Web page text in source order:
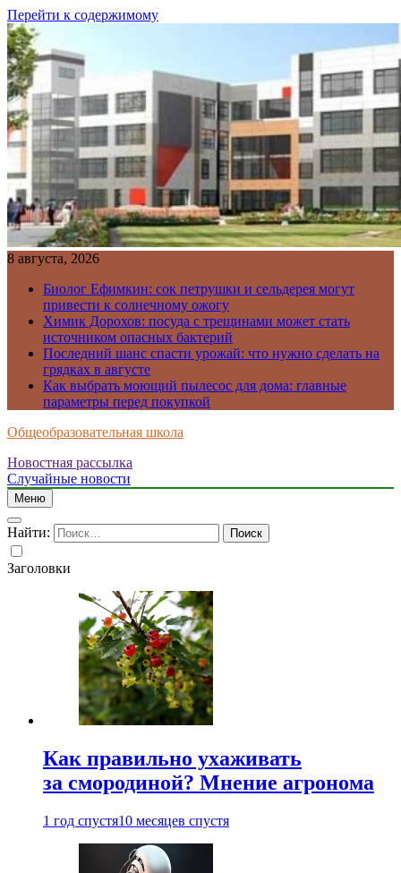
Перейти к содержимому
8 августа, 2026
Биолог Ефимкин: сок петрушки и сельдерея могут
привести к солнечному ожогу
Химик Дорохов: посуда с трещинами может стать
источником опасных бактерий
Последний шанс спасти урожай: что нужно сделать на
грядках в августе
Как выбрать моющий пылесос для дома: главные
параметры перед покупкой
Общеобразовательная школа
Новостная рассылка
Случайные новости
Меню
Найти:
Заголовки
Как правильно ухаживать
за смородиной? Мнение агронома
1 год спустя10 месяцев спустя